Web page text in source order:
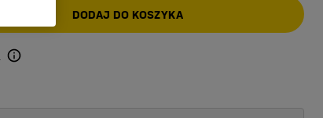
DODAJ DO KOSZYKA